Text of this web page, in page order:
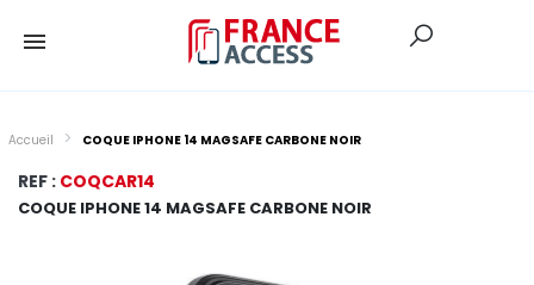
Accueil COQUE IPHONE 14 MAGSAFE CARBONE NOIR
REF : COQCAR14
COQUE IPHONE 14 MAGSAFE CARBONE NOIR